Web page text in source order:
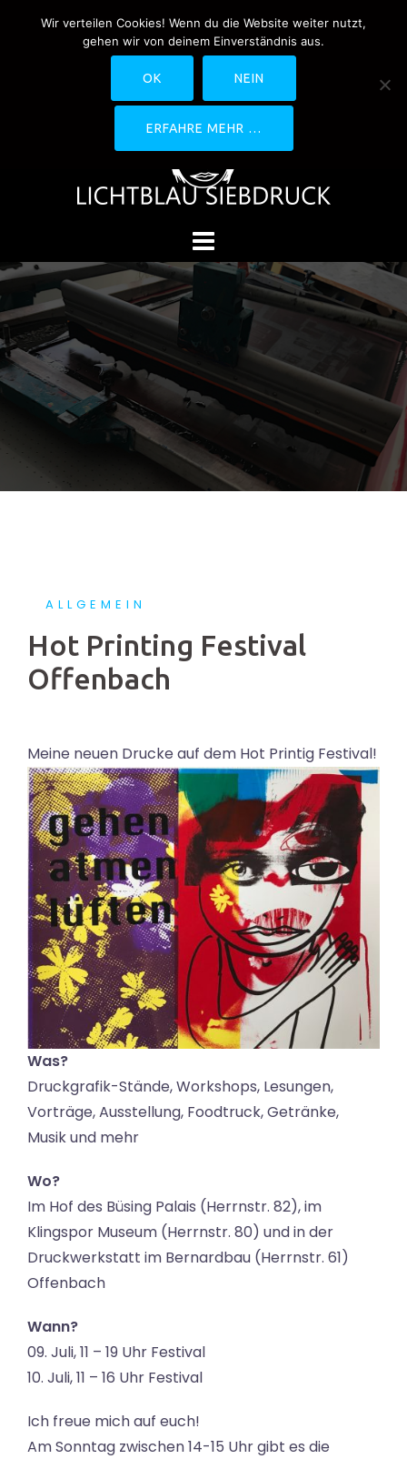
0170-4800361
drucken@lichtblau-
siebdruck.de
Schwedlerstraße 1 - 5 60314
ALLGEMEIN
Hot Printing Festival
Offenbach
Meine neuen Drucke auf dem Hot Printig Festival!
Was?
Druckgrafik-Stände, Workshops, Lesungen,
Vorträge, Ausstellung, Foodtruck, Getränke,
Musik und mehr
Wo?
Im Hof des Büsing Palais (Herrnstr. 82), im
Klingspor Museum (Herrnstr. 80) und in der
Druckwerkstatt im Bernardbau (Herrnstr. 61)
Offenbach
Wann?
09. Juli, 11 – 19 Uhr Festival
10. Juli, 11 – 16 Uhr Festival
Ich freue mich auf euch!
Am Sonntag zwischen 14-15 Uhr gibt es die
Wir verteilen Cookies! Wenn du die Website weiter nutzt,
gehen wir von deinem Einverständnis aus.
OK NEIN
ERFAHRE MEHR …